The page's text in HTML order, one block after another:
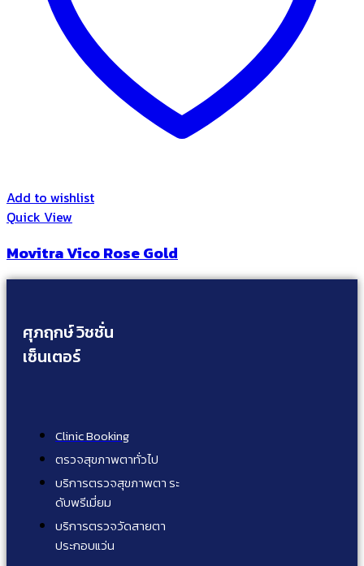
Add to wishlist
Quick View
Movitra Vico Rose Gold
ศุภฤกษ์ วิชชั่น
เซ็นเตอร์
Clinic Booking
ตรวจสุขภาพตาทั่วไป
บริการตรวจสุขภาพตา ระ
ดับพรีเมี่ยม
บริการตรวจวัดสายตา
ประกอบแว่น